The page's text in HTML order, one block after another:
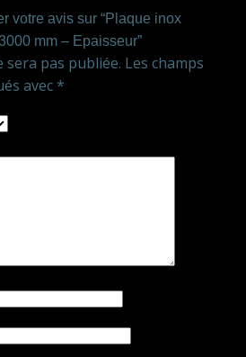
votre avis sur “Plaque inox
mm – Epaisseur”
sera pas publiée. Les champs
avec *